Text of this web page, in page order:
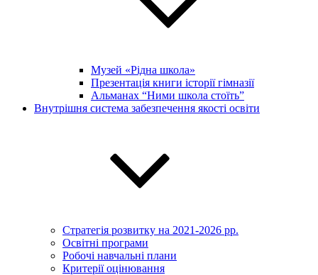
Музей «Рідна школа»
Презентація книги історії гімназії
Альманах “Ними школа стоїть”
Внутрішня система забезпечення якості освіти
Стратегія розвитку на 2021-2026 рр.
Освітні програми
Робочі навчальні плани
Критерії оцінювання